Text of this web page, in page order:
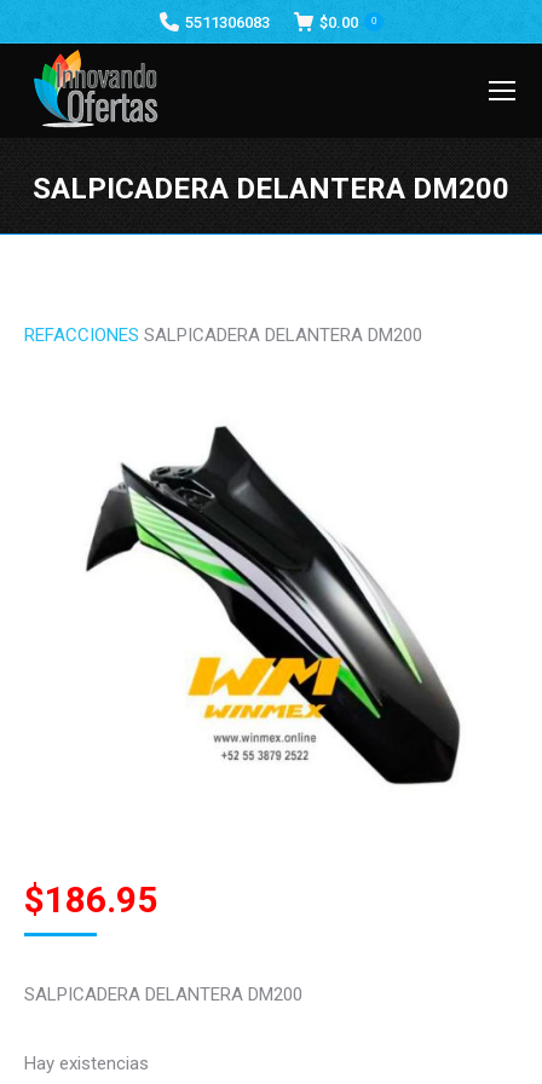
5511306083 $0.00 0
SALPICADERA DELANTERA DM200
REFACCIONES SALPICADERA DELANTERA DM200
$186.95
SALPICADERA DELANTERA DM200
Hay existencias